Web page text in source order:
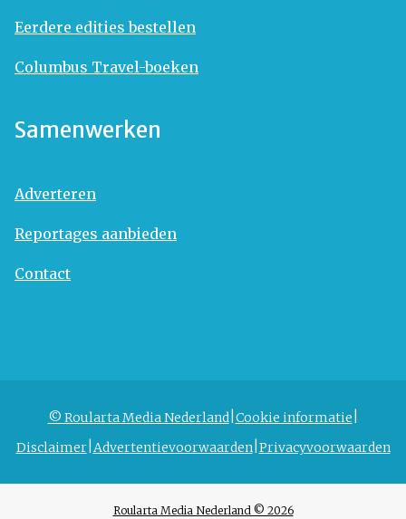
Eerdere edities bestellen
Columbus Travel-boeken
Samenwerken
Adverteren
Reportages aanbieden
Contact
© Roularta Media Nederland Cookie informatie
Disclaimer Advertentievoorwaarden Privacyvoorwaarden
Roularta Media Nederland © 2026